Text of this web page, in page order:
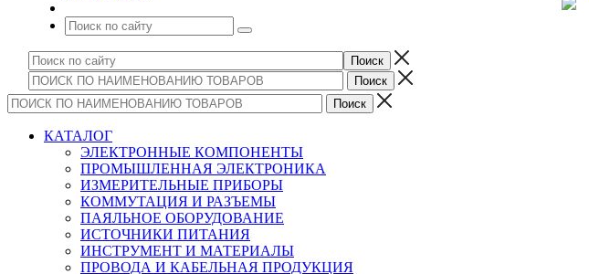
КАТАЛОГ
ЭЛЕКТРОННЫЕ КОМПОНЕНТЫ
ПРОМЫШЛЕННАЯ ЭЛЕКТРОНИКА
ИЗМЕРИТЕЛЬНЫЕ ПРИБОРЫ
КОММУТАЦИЯ И РАЗЪЕМЫ
ПАЯЛЬНОЕ ОБОРУДОВАНИЕ
ИСТОЧНИКИ ПИТАНИЯ
ИНСТРУМЕНТ И МАТЕРИАЛЫ
ПРОВОДА И КАБЕЛЬНАЯ ПРОДУКЦИЯ